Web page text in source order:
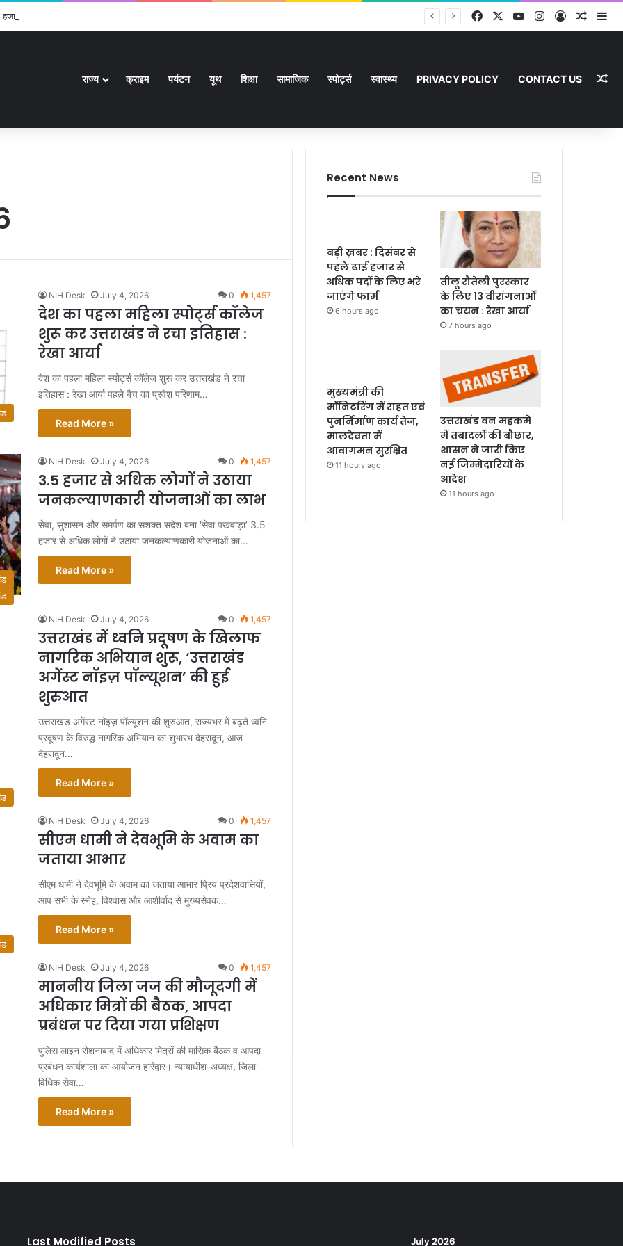
से अधिक पदों के लिए भरे जाएंगे फार्म FacebookYouTubeInstagram
Log In
राज्य क्राइम पर्यटन यूथ शिक्षा सामाजिक स्पोर्ट्स स्वास्थ्य PRIVACY POLICY CONTACT US
NIH Desk July 4, 2026 0 1,457
देश का पहला महिला स्पोर्ट्स कॉलेज
शुरू कर उत्तराखंड ने रचा इतिहास :
रेखा आर्या
देश का पहला महिला स्पोर्ट्स कॉलेज शुरू कर उत्तराखंड ने रचा
इतिहास : रेखा आर्या पहले बैच का प्रवेश परिणाम…
Read More »
NIH Desk July 4, 2026 0 1,457
3.5 हजार से अधिक लोगों ने उठाया
जनकल्याणकारी योजनाओं का लाभ
सेवा, सुशासन और समर्पण का सशक्त संदेश बना ‘सेवा पखवाड़ा’ 3.5
हजार से अधिक लोगों ने उठाया जनकल्याणकारी योजनाओं का…
Read More »
NIH Desk July 4, 2026 0 1,457
उत्तराखंड में ध्वनि प्रदूषण के खिलाफ
नागरिक अभियान शुरू, ‘उत्तराखंड
अगेंस्ट नॉइज़ पॉल्यूशन’ की हुई
शुरुआत
उत्तराखंड अगेंस्ट नॉइज़ पॉल्यूशन की शुरुआत, राज्यभर में बढ़ते ध्वनि
प्रदूषण के विरुद्ध नागरिक अभियान का शुभारंभ देहरादून, आज
देहरादून…
Read More »
NIH Desk July 4, 2026 0 1,457
सीएम धामी ने देवभूमि के अवाम का
जताया आभार
सीएम धामी ने देवभूमि के अवाम का जताया आभार प्रिय प्रदेशवासियों,
आप सभी के स्नेह, विश्वास और आशीर्वाद से मुख्यसेवक…
Read More »
NIH Desk July 4, 2026 0 1,457
माननीय जिला जज की मौजूदगी में
अधिकार मित्रों की बैठक, आपदा
प्रबंधन पर दिया गया प्रशिक्षण
पुलिस लाइन रोशनाबाद में अधिकार मित्रों की मासिक बैठक व आपदा
प्रबंधन कार्यशाला का आयोजन हरिद्वार। न्यायाधीश-अध्यक्ष, जिला
विधिक सेवा…
Read More »
Recent News
बड़ी ख़बर : दिसंबर से
पहले ढाई हजार से
अधिक पदों के लिए भरे
जाएंगे फार्म
6 hours ago
तीलू रौतेली पुरस्कार
के लिए 13 वीरांगनाओं
का चयन : रेखा आर्या
7 hours ago
मुख्यमंत्री की
मॉनिटरिंग में राहत एवं
पुनर्निर्माण कार्य तेज,
मालदेवता में
आवागमन सुरक्षित
11 hours ago
उत्तराखंड वन महकमे
में तबादलों की बौछार,
शासन ने जारी किए
नई जिम्मेदारियों के
आदेश
11 hours ago
Last Modified Posts July 2026